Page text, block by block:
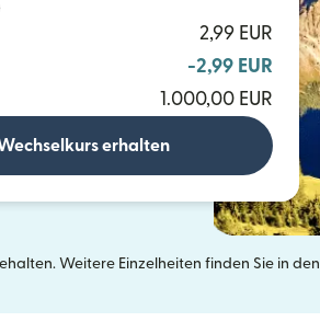
2,99 EUR
-2,99 EUR
1.000,00 EUR
erhalten
Weitere Einzelheiten finden Sie in den
Fenster geöffnet)